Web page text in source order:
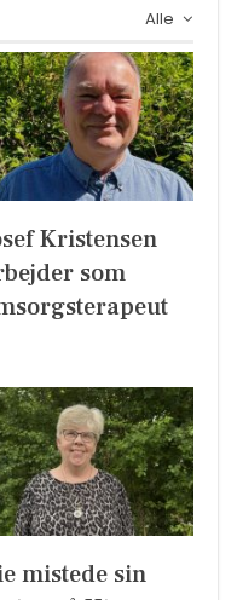
Alle
Kristensen
som
mistede sin